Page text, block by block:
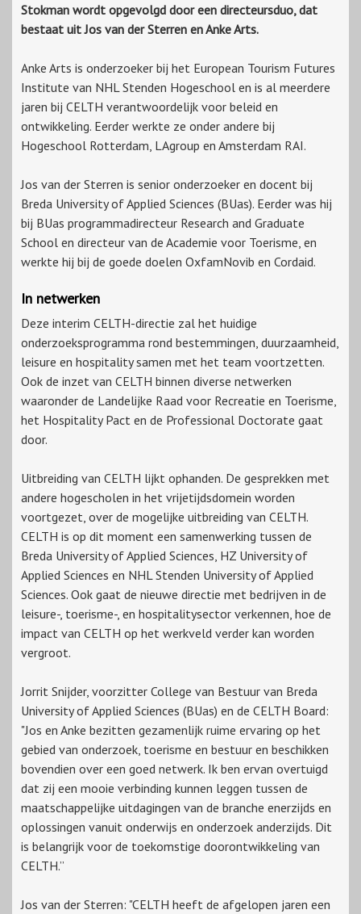
Stokman wordt opgevolgd door een directeursduo, dat
bestaat uit Jos van der Sterren en Anke Arts.
Anke Arts is onderzoeker bij het European Tourism Futures
Institute van NHL Stenden Hogeschool en is al meerdere
jaren bij CELTH verantwoordelijk voor beleid en
ontwikkeling. Eerder werkte ze onder andere bij
Hogeschool Rotterdam, LAgroup en Amsterdam RAI.
Jos van der Sterren is senior onderzoeker en docent bij
Breda University of Applied Sciences (BUas). Eerder was hij
bij BUas programmadirecteur Research and Graduate
School en directeur van de Academie voor Toerisme, en
werkte hij bij de goede doelen OxfamNovib en Cordaid.
In netwerken
Deze interim CELTH-directie zal het huidige
onderzoeksprogramma rond bestemmingen, duurzaamheid,
leisure en hospitality samen met het team voortzetten.
Ook de inzet van CELTH binnen diverse netwerken
waaronder de Landelijke Raad voor Recreatie en Toerisme,
het Hospitality Pact en de Professional Doctorate gaat
door.
Uitbreiding van CELTH lijkt ophanden. De gesprekken met
andere hogescholen in het vrijetijdsdomein worden
voortgezet, over de mogelijke uitbreiding van CELTH.
CELTH is op dit moment een samenwerking tussen de
Breda University of Applied Sciences, HZ University of
Applied Sciences en NHL Stenden University of Applied
Sciences. Ook gaat de nieuwe directie met bedrijven in de
leisure-, toerisme-, en hospitalitysector verkennen, hoe de
impact van CELTH op het werkveld verder kan worden
vergroot.
Jorrit Snijder, voorzitter College van Bestuur van Breda
University of Applied Sciences (BUas) en de CELTH Board:
"Jos en Anke bezitten gezamenlijk ruime ervaring op het
gebied van onderzoek, toerisme en bestuur en beschikken
bovendien over een goed netwerk. Ik ben ervan overtuigd
dat zij een mooie verbinding kunnen leggen tussen de
maatschappelijke uitdagingen van de branche enerzijds en
oplossingen vanuit onderwijs en onderzoek anderzijds. Dit
is belangrijk voor de toekomstige doorontwikkeling van
CELTH.”
Jos van der Sterren: "CELTH heeft de afgelopen jaren een